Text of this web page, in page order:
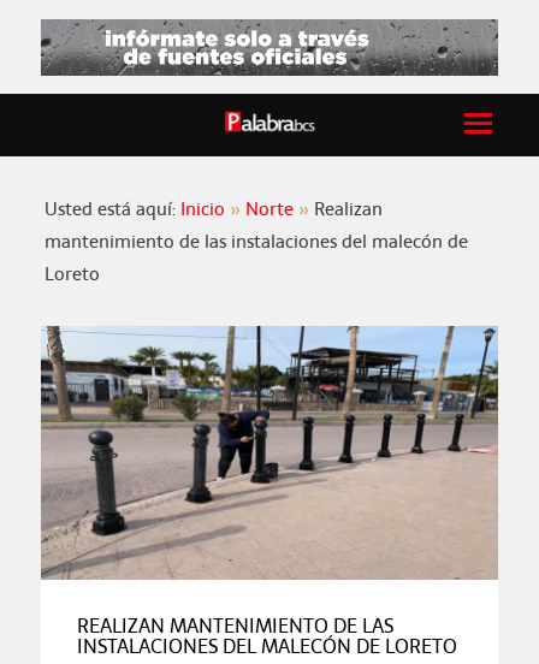
Usted está aquí: Inicio Norte
Realizan
mantenimiento de las instalaciones del malecón de
Loreto
REALIZAN MANTENIMIENTO DE LAS
INSTALACIONES DEL MALECÓN DE LORETO